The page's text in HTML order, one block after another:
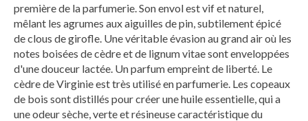
première de la parfumerie. Son envol est vif et naturel,
mêlant les agrumes aux aiguilles de pin, subtilement épicé
de clous de girofle. Une véritable évasion au grand air où les
notes boisées de cèdre et de lignum vitae sont enveloppées
d'une douceur lactée. Un parfum empreint de liberté. Le
cèdre de Virginie est très utilisé en parfumerie. Les copeaux
de bois sont distillés pour créer une huile essentielle, qui a
une odeur sèche, verte et résineuse caractéristique du